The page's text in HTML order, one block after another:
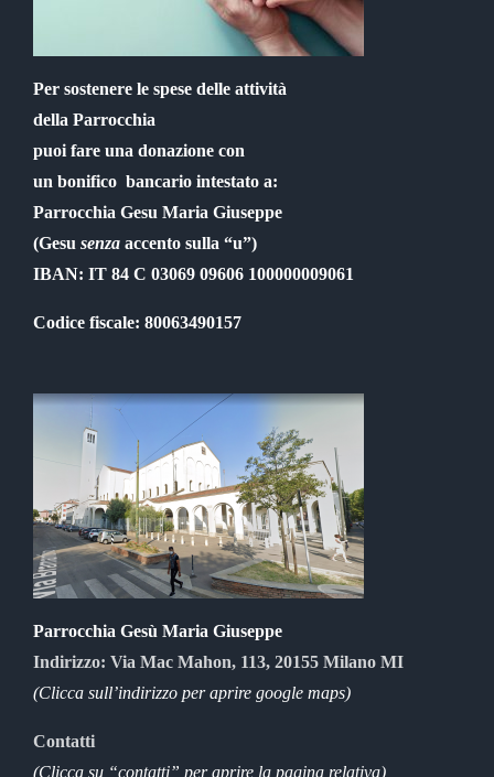
Per sostenere le spese delle attività
della Parrocchia
puoi fare una donazione con
un bonifico bancario intestato a:
Parrocchia Gesu Maria Giuseppe
(Gesu senza accento sulla “u”)
IBAN: IT 84 C 03069 09606 100000009061
Codice fiscale: 80063490157
Parrocchia Gesù Maria Giuseppe
Indirizzo: Via Mac Mahon, 113, 20155 Milano MI
(Clicca sull’indirizzo per aprire google maps)
Contatti
(Clicca su “contatti” per aprire la pagina relativa)